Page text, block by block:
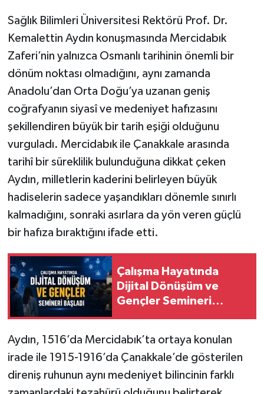
Sağlık Bilimleri Üniversitesi Rektörü Prof. Dr.
Kemalettin Aydın konuşmasında Mercidabık
Zaferi’nin yalnızca Osmanlı tarihinin önemli bir
dönüm noktası olmadığını, aynı zamanda
Anadolu’dan Orta Doğu’ya uzanan geniş
coğrafyanın siyasî ve medeniyet hafızasını
şekillendiren büyük bir tarih eşiği olduğunu
vurguladı. Mercidabık ile Çanakkale arasında
tarihî bir süreklilik bulunduğuna dikkat çeken
Aydın, milletlerin kaderini belirleyen büyük
hadiselerin sadece yaşandıkları dönemle sınırlı
kalmadığını, sonraki asırlara da yön veren güçlü
bir hafıza bıraktığını ifade etti.
Çalışma Hayatında
Dijital Dönüşüm ve
Gençler Semineri
Aydın, 1516’da Mercidabık’ta ortaya konulan
irade ile 1915-1916’da Çanakkale’de gösterilen
direniş ruhunun aynı medeniyet bilincinin farklı